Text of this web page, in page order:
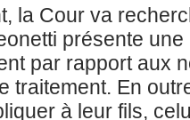
la Cour va
présente
par rapport aux
traitement. En
à leur fils,